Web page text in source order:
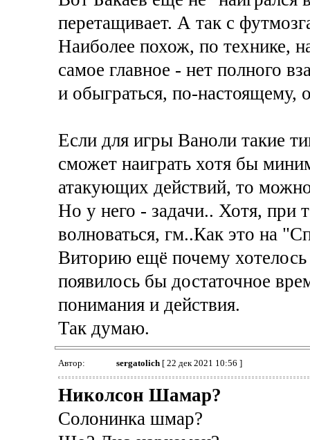
перетащивает. А так с
Наиболее похож, по технике,
самое главное - нет полного
и обыграться, по-настоящему,
Если для игры Ваноли такие
сможет наиграть хотя бы
атакующих действий, то можно
Но у него - задачи.. Хотя, при
волноваться, гм..Как это на
Виторию ещё почему хотелось
появилось бы достаточное
понимания и действия.
Так думаю.
Автор: sergatolich[ 22 дек 2021 10:56 ]
Николсон Шамар?
Солонинка шмар?